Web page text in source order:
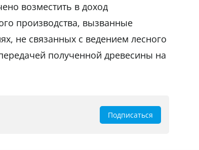
возместить в доход
производства, вызванные
не связанных с ведением лесного
полученной древесины на
Подписаться